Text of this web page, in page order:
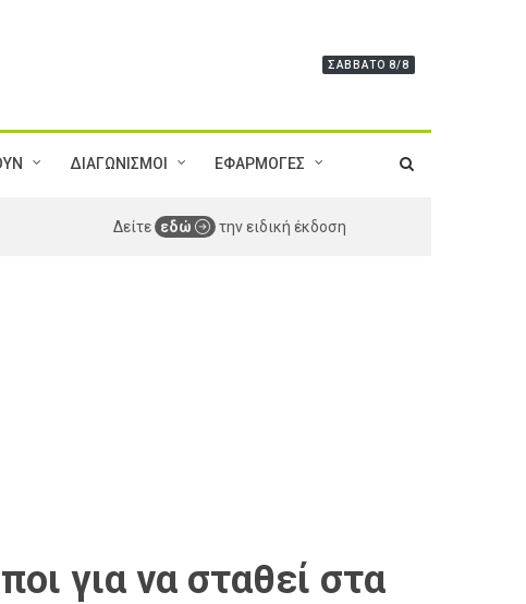
ΣΆΒΒΑΤΟ 8/8
ΔΙΑΓΩΝΙΣΜΟΙ ΕΦΑΡΜΟΓΕΣ
Δείτε εδώ την ειδική έκδοση
για να σταθεί στα